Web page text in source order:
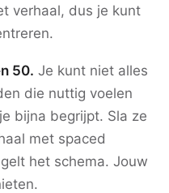
verhaal, dus je kunt
50. Je kunt niet alles
die nuttig voelen
bijna begrijpt. Sla ze
met spaced
het schema. Jouw